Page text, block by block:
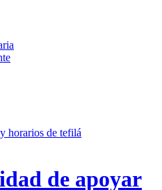
horarios de tefilá
de apoyar